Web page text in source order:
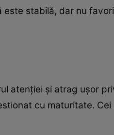
este stabilă, dar nu
atenției și atrag ușor
cu maturitate.